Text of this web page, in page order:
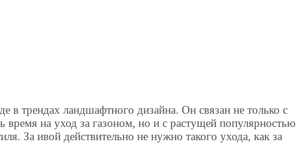
в трендах ландшафтного дизайна. Он связан не только с
время на уход за газоном, но и с растущей популярностью
За ивой действительно не нужно такого ухода, как за